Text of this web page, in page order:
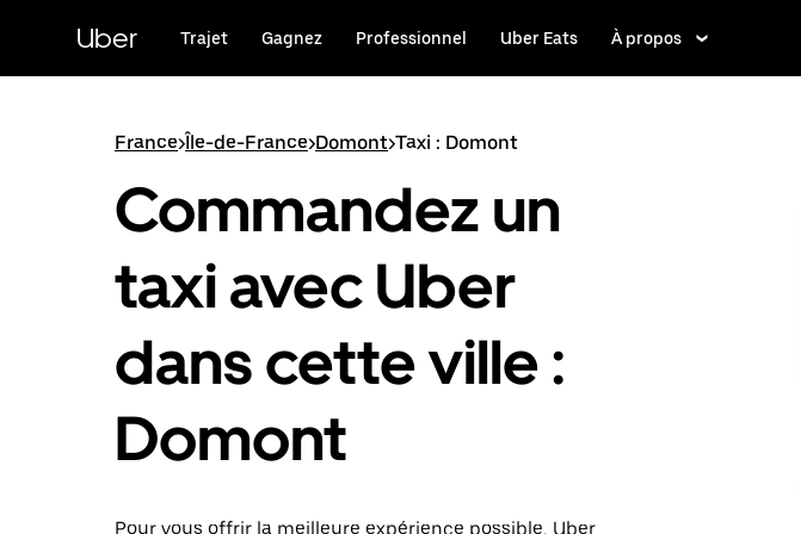
principal
Uber Trajet Gagnez Professionnel Uber Eats À propos
France>Île-de-France>Domont>Taxi : Domont
Commandez un
taxi avec Uber
dans cette ville :
Domont
Pour vous offrir la meilleure expérience possible, Uber